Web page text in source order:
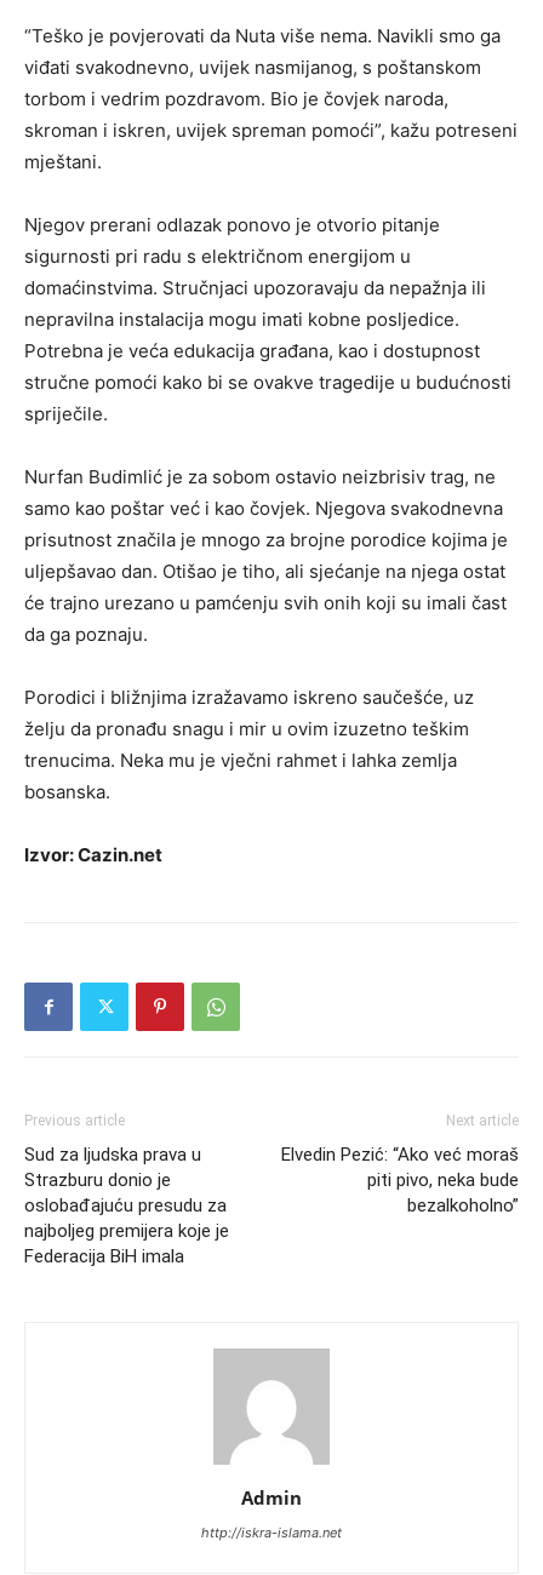
“Teško je povjerovati da Nuta više nema. Navikli smo ga
viđati svakodnevno, uvijek nasmijanog, s poštanskom
torbom i vedrim pozdravom. Bio je čovjek naroda,
skroman i iskren, uvijek spreman pomoći”, kažu potreseni
mještani.
Njegov prerani odlazak ponovo je otvorio pitanje
sigurnosti pri radu s električnom energijom u
domaćinstvima. Stručnjaci upozoravaju da nepažnja ili
nepravilna instalacija mogu imati kobne posljedice.
Potrebna je veća edukacija građana, kao i dostupnost
stručne pomoći kako bi se ovakve tragedije u budućnosti
spriječile.
Nurfan Budimlić je za sobom ostavio neizbrisiv trag, ne
samo kao poštar već i kao čovjek. Njegova svakodnevna
prisutnost značila je mnogo za brojne porodice kojima je
uljepšavao dan. Otišao je tiho, ali sjećanje na njega ostat
će trajno urezano u pamćenju svih onih koji su imali čast
da ga poznaju.
Porodici i bližnjima izražavamo iskreno saučešće, uz
želju da pronađu snagu i mir u ovim izuzetno teškim
trenucima. Neka mu je vječni rahmet i lahka zemlja
bosanska.
Izvor: Cazin.net
Previous article
Sud za ljudska prava u
Strazburu donio je
oslobađajuću presudu za
najboljeg premijera koje je
Federacija BiH imala
Next article
Elvedin Pezić: “Ako već moraš
piti pivo, neka bude
bezalkoholno”
Admin
http://iskra-islama.net